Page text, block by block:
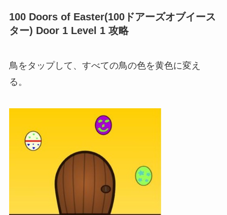
100 Doors of Easter(100ドアーズオブイース
ター) Door 1 Level 1 攻略
鳥をタップして、すべての鳥の色を黄色に変え
る。